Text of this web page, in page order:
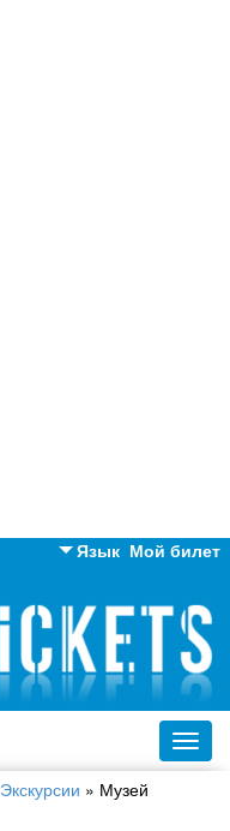
Мой билет
Язык
Английский
Русский
Украинский
Экскурсии » Музей